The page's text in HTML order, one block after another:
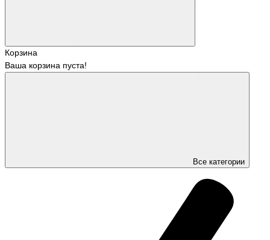
Корзина
Ваша корзина пуста!
Все категории